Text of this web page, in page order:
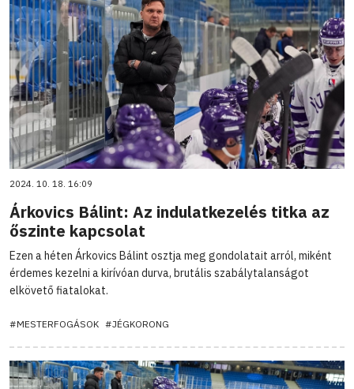
2024. 10. 18. 16:09
Árkovics Bálint: Az indulatkezelés titka az
őszinte kapcsolat
Ezen a héten Árkovics Bálint osztja meg gondolatait arról, miként
érdemes kezelni a kirívóan durva, brutális szabálytalanságot
elkövető fiatalokat.
#MESTERFOGÁSOK #JÉGKORONG